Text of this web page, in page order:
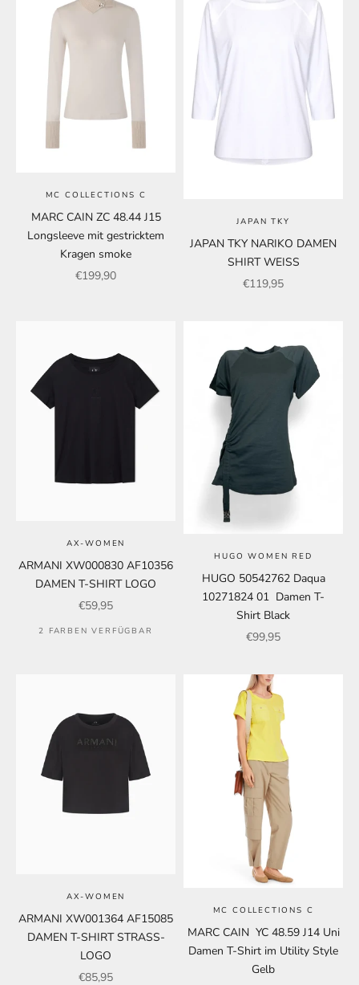
MC COLLECTIONS C
MARC CAIN ZC 48.44 J15
Longsleeve mit gestricktem
Kragen smoke
Angebot
€199,90
JAPAN TKY
JAPAN TKY NARIKO DAMEN
SHIRT WEISS
Angebot
€119,95
AX-WOMEN
ARMANI XW000830 AF10356
DAMEN T-SHIRT LOGO
Angebot
€59,95
2 FARBEN VERFÜGBAR
HUGO WOMEN RED
HUGO 50542762 Daqua
10271824 01 Damen T-
Shirt Black
Angebot
€99,95
AX-WOMEN
ARMANI XW001364 AF15085
DAMEN T-SHIRT STRASS-
LOGO
Angebot
€85,95
MC COLLECTIONS C
MARC CAIN YC 48.59 J14 Uni
Damen T-Shirt im Utility Style
Gelb